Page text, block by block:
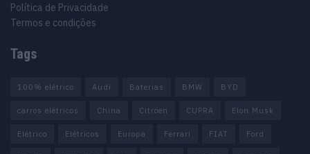
Política de Privacidade
Termos e condições
Tags
100% elétrico Audi Baterias BMW BYD
carros elétricos China Citröen CUPRA Elon Musk
Elétrico Elétricos Europa Ferrari FIAT Ford